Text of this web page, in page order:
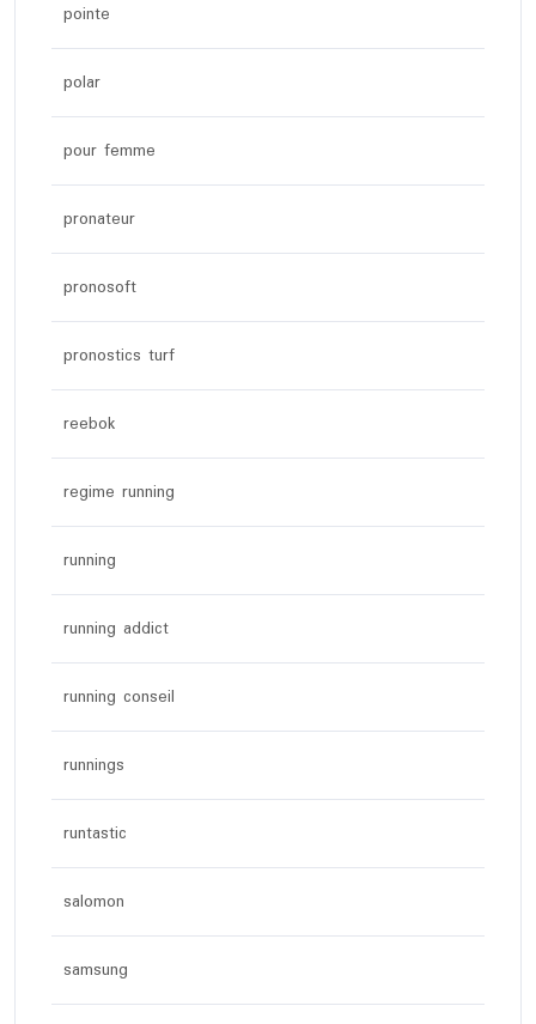
pointe
polar
pour femme
pronateur
pronosoft
pronostics turf
reebok
regime running
running
running addict
running conseil
runnings
runtastic
salomon
samsung